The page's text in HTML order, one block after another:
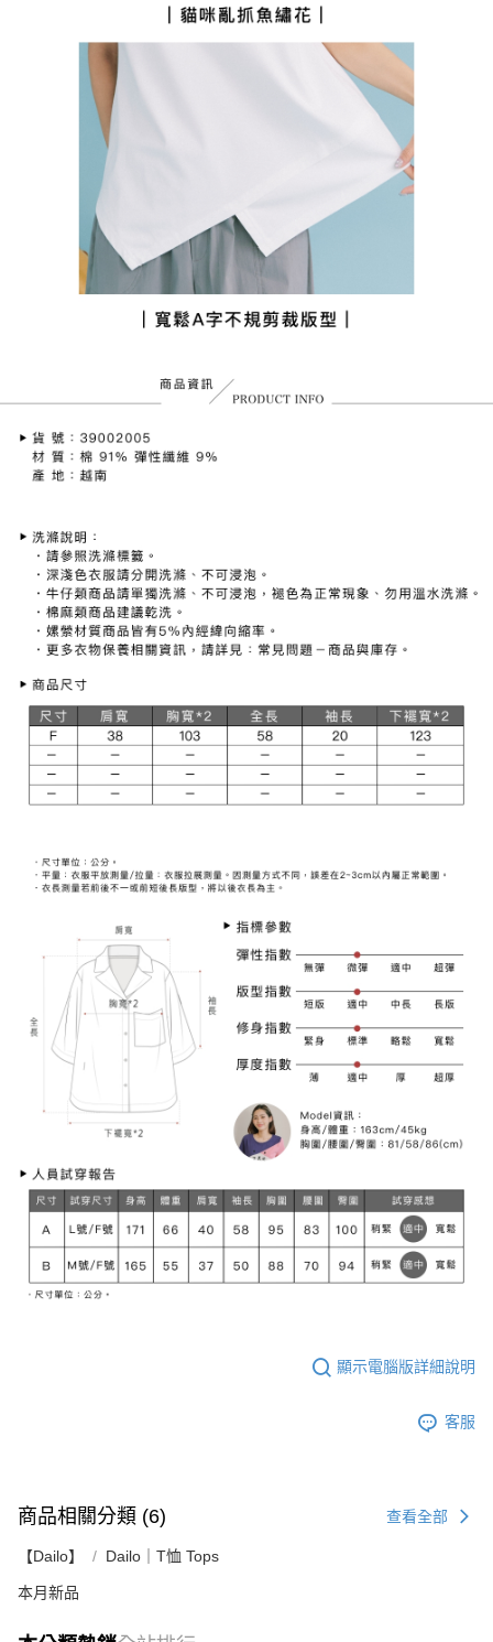
顯示電腦版詳細說明
客服
商品相關分類 (6) 查看全部
【Dailo】 Dailo｜T恤 Tops
本月新品